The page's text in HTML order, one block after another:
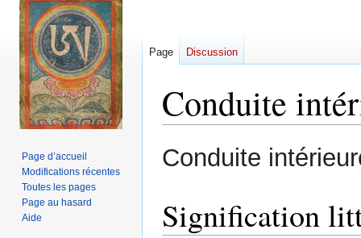
Conduite
Aller
à
Aller
à
Conduite
Signification
Page Discussion
Page d’accueil
Modifications récentes
Toutes les pages
Page au hasard
Aide